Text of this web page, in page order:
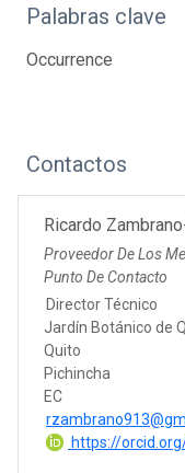
Palabras clave
Occurrence
Contactos
Ricardo
Proveedor De Los
Punto De Contacto
Director Técnico
Jardín Botánico de
Quito
Pichincha
EC
https://